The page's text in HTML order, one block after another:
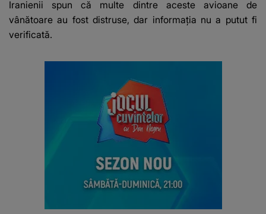
Iranienii spun că multe dintre aceste avioane de
vânătoare au fost distruse, dar informația nu a putut fi
verificată.